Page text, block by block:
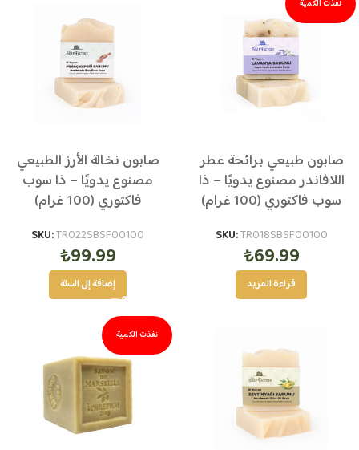
نفذت الكمية
صابون طبيعي برائحة عطر
اللافاندر مصنوع يدويًا – ذا
سوب فاكتوري (100 غرام)
SKU:TR018SBSF00100
₺69.99
قراءة المزيد
صابون نخالة الأرز الطبيعي
مصنوع يدويًا – ذا سوب
فاكتوري (100 غرام)
SKU:TR022SBSF00100
₺99.99
إضافة إلى السلة
نفذت الكمية